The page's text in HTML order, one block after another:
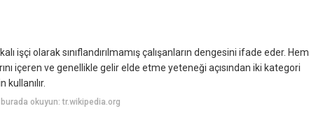
işçi olarak sınıflandırılmamış çalışanların dengesini ifade eder. Hem
içeren ve genellikle gelir elde etme yeteneği açısından iki kategori
burada okuyun: tr.wikipedia.org